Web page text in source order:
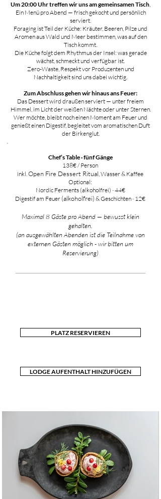
Um 20:00 Uhr treffen wir uns am gemeinsamen Tisch,
Ein Menü pro Abend — frisch gekocht und persönlich
serviert.
Foraging ist Teil der Küche: Kräuter, Beeren, Pilze und
Aromen aus Wald und Meer bestimmen, was auf den
Tisch kommt.
Die Küche folgt dem Rhythmus der Insel: was gerade
wächst, schmeckt und verfügbar ist.
Zero-Waste, Respekt vor Produzenten und
Nachhaltigkeit sind uns dabei wichtig.
Zum Abschluss gehen wir hinaus ans Feuer:
Das Dessert wird draußen serviert — unter freiem
Himmel, im Licht der weißen Nächte oder unter Sternen.
Wer möchte, bleibt noch einen Moment am Feuer und
genießt einen Digestif, begleitet vom aromatischen Duft
der Birkenglut.
Chef’s Table · fünf Gänge
138€ / Person
inkl.Open Fire Dessert Ritual, Wasser & Kaffee
Optional:
Nordic Ferments (alkoholfrei) · 44€
Digestif am Feuer (alkoholfrei) & Geschichten · 12€
Maximal 8 Gäste pro Abend — bewusst klein
gehalten.
(an ausgewählten Abenden ist die Teilnahme von
externen Gästen möglich - wir bitten um
Reservierung)
PLATZ RESERVIEREN
LODGE AUFENTHALT HINZUFÜGEN